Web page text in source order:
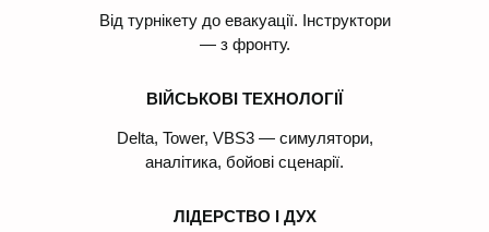
Від турнікету до евакуації. Інструктори
— з фронту.
ВІЙСЬКОВІ ТЕХНОЛОГІЇ
Delta, Tower, VBS3 — симулятори,
аналітика, бойові сценарії.
ЛІДЕРСТВО І ДУХ